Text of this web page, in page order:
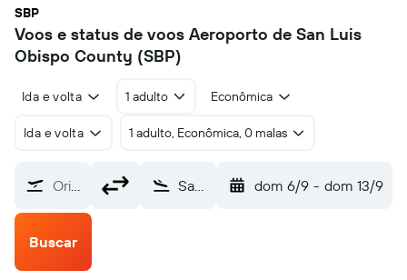
SBP
Voos e status de voos Aeroporto de San Luis
Obispo County (SBP)
Ida e volta 1 adulto Econômica
Ida e volta 1 adulto, Econômica, 0 malas
Origem San Luis Obispo County (SBP) dom 6/9 - dom 13/9
Buscar